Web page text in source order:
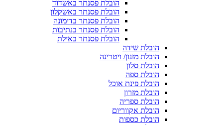
הובלת פסנתר באשדוד
הובלת פסנתר באשקלון
הובלת פסנתר בדימונה
הובלת פסנתר בנתיבות
הובלת פסנתר באילת
הובלת שידה
הובלת מזנון/ ויטרינה
הובלת סלון
הובלת ספה
הובלת פינת אוכל
הובלת מזרון
הובלת ספריה
הובלת אקווריום
הובלת כספות​